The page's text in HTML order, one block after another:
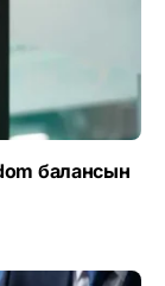
балансын